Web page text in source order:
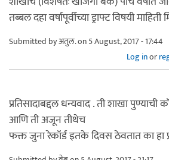
तब्बल दहा वर्षापूर्वीच्या ड्राफ्ट विषयी
Submitted byअतुल.on 5 August, 2017 - 17:44
Log inor
प्रतिसादाबद्दल धन्यवाद . ती शाखा
आणि ती अजून तीथेच
फक्त जुना रेकॉर्ड इतके दिवस ठेवतात का हा